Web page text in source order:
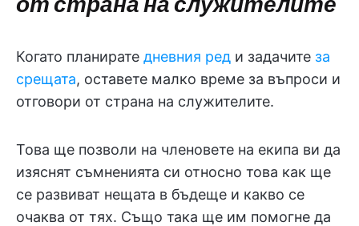
Когато планирате дневния ред и задачите за
срещата, оставете малко време за въпроси и
отговори от страна на служителите.
Това ще позволи на членовете на екипа ви да
изяснят съмненията си относно това как ще
се развиват нещата в бъдеще и какво се
очаква от тях. Също така ще им помогне да